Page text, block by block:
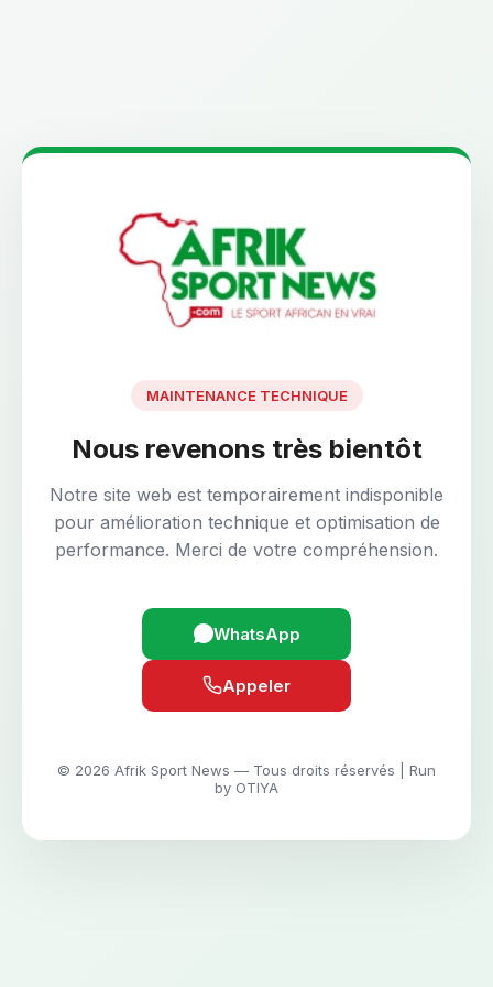
MAINTENANCE TECHNIQUE
Nous revenons très bientôt
Notre site web est temporairement indisponible
pour amélioration technique et optimisation de
performance. Merci de votre compréhension.
WhatsApp
Appeler
© 2026 Afrik Sport News — Tous droits réservés | Run
by OTIYA